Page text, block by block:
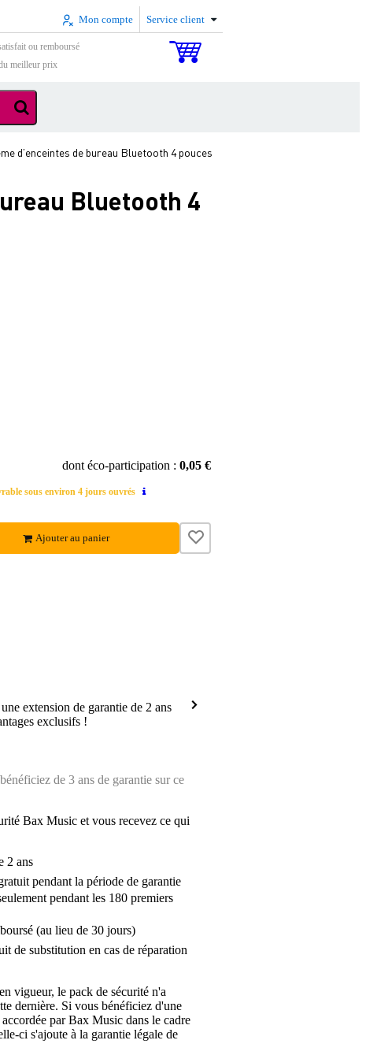
Mon compte Service client
ou remboursé
meilleur prix
d’enceintes de bureau Bluetooth 4 pouces
Bluetooth 4
dont éco-participation : 0,05 €
sous environ 4 jours ouvrés
Ajouter au panier
extension de garantie de 2 ans
exclusifs !
de 3 ans de garantie sur ce
Bax Music et vous recevez ce qui
2 ans
pendant la période de garantie
pendant les 180 premiers
(au lieu de 30 jours)
de substitution en cas de réparation
vigueur, le pack de sécurité n'a
dernière. Si vous bénéficiez d'une
par Bax Music dans le cadre
ci s'ajoute à la garantie légale de